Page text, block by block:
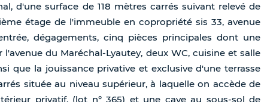
d'une surface de 118 mètres carrés suivant relevé de
étage de l'immeuble en copropriété sis 33, avenue
dégagements, cinq pièces principales dont une
du Maréchal-Lyautey, deux WC, cuisine et salle
que la jouissance privative et exclusive d'une terrasse
située au niveau supérieur, à laquelle on accède de
privatif, (lot n° 365) et une cave au sous-sol de